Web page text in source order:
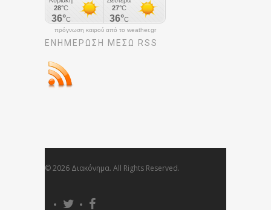
πρόγνωση καιρού από το weather.gr
ΕΝΗΜΈΡΩΣΉ ΜΕΣΩ RSS
© 2026 Διακόνημα. All Rights Reserved.